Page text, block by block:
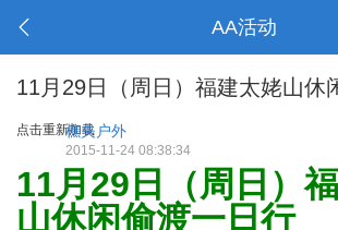
AA活动
11月29日（周日）福建太姥山休
点击重新加载樵夫户外
2015-11-24 08:38:34
11月29日（周日）
山休闲偷渡一日行